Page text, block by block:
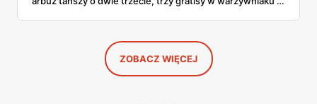
całą sobotnią gazetkę Lidla strona po stronie i wybrałam
ZOBACZ WIĘCEJ